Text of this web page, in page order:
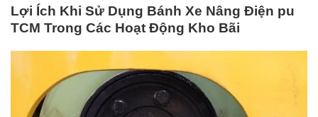
Lợi Ích Khi Sử Dụng Bánh Xe Nâng Điện pu
TCM Trong Các Hoạt Động Kho Bãi